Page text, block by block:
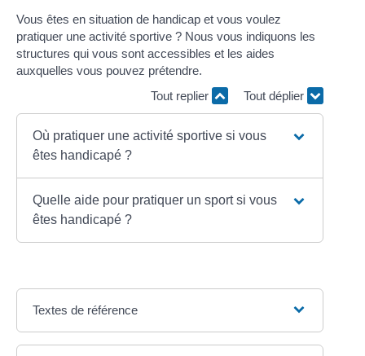
Vous êtes en situation de handicap et vous voulez
pratiquer une activité sportive ? Nous vous indiquons les
structures qui vous sont accessibles et les aides
auxquelles vous pouvez prétendre.
Tout replier
Tout déplier
Où pratiquer une activité sportive si vous
êtes handicapé ?
Quelle aide pour pratiquer un sport si vous
êtes handicapé ?
Textes de référence